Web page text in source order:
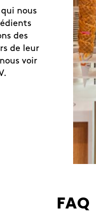
nous
des
de leur
voir
FAQ